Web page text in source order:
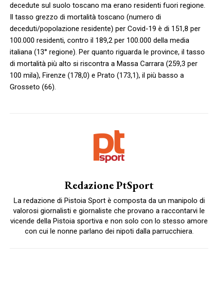
decedute sul suolo toscano ma erano residenti fuori regione.
Il tasso grezzo di mortalità toscano (numero di
deceduti/popolazione residente) per Covid-19 è di 151,8 per
100.000 residenti, contro il 189,2 per 100.000 della media
italiana (13° regione). Per quanto riguarda le province, il tasso
di mortalità più alto si riscontra a Massa Carrara (259,3 per
100 mila), Firenze (178,0) e Prato (173,1), il più basso a
Grosseto (66).
Redazione PtSport
La redazione di Pistoia Sport è composta da un manipolo di
valorosi giornalisti e giornaliste che provano a raccontarvi le
vicende della Pistoia sportiva e non solo con lo stesso amore
con cui le nonne parlano dei nipoti dalla parrucchiera.